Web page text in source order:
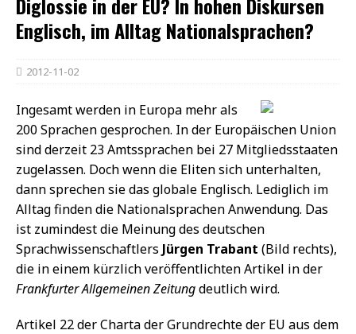
Englisch, im Alltag Nationalsprachen?
2012-11-02
Ingesamt werden in Europa mehr als
200 Sprachen gesprochen. In der Europäischen Union
sind derzeit 23 Amtssprachen bei 27 Mitgliedsstaaten
zugelassen. Doch wenn die Eliten sich unterhalten,
dann sprechen sie das globale Englisch. Lediglich im
Alltag finden die Nationalsprachen Anwendung. Das
ist zumindest die Meinung des deutschen
Sprachwissenschaftlers Jürgen Trabant (Bild rechts),
die in einem kürzlich veröffentlichten Artikel in der
Frankfurter Allgemeinen Zeitungdeutlich wird.
Artikel 22 der Charta der Grundrechte der EU aus dem